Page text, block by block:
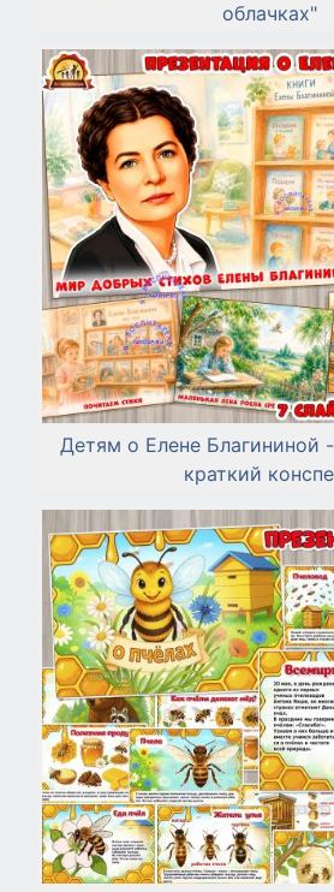
облачках"
Детям о Елене Благининой
краткий